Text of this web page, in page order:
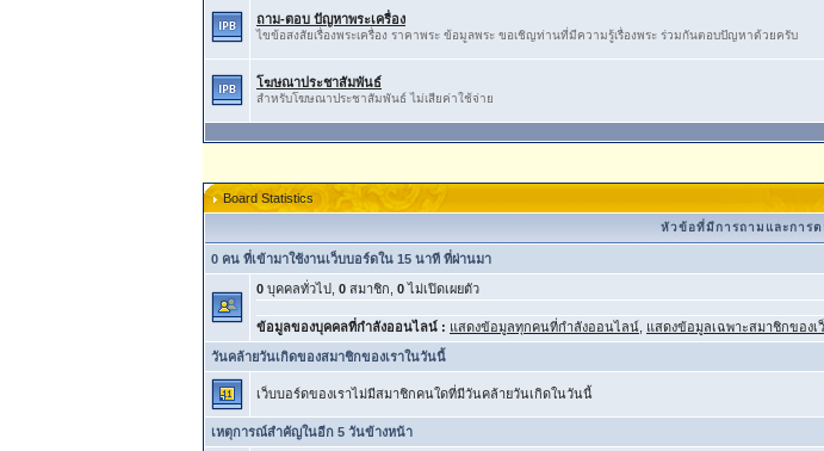
ถาม-ตอบ ปัญหาพระเครื่อง
ไขข้อสงสัยเรื่องพระเครื่อง ราคาพระ ข้อมูลพระ ขอเชิญท่านที่มีความรู้เรื่องพระ ร่วมกันตอบปัญหาด้วยครับ
โฆษณาประชาสัมพันธ์
สำหรับโฆษณาประชาสัมพันธ์ ไม่เสียค่าใช้จ่าย
Board Statistics
หัวข้อที่มีการถามและการ
0 คน ที่เข้ามาใช้งานเว็บบอร์ดใน 15 นาที ที่ผ่านมา
0 บุคคลทั่วไป, 0 สมาชิก, 0ไม่เปิดเผยตัว
ข้อมูลของบุคคลที่กำลังออนไลน์ : แสดงข้อมูลทุกคนที่กำลังออนไลน์ แสดงข้อมูลเฉพาะสมาชิกของเ
วันคล้ายวันเกิดของสมาชิกของเราในวันนี้
เว็บบอร์ดของเราไม่มีสมาชิกคนใดที่มีวันคล้ายวันเกิดในวันนี้
เหตุการณ์สำคัญในอีก 5 วันข้างหน้า